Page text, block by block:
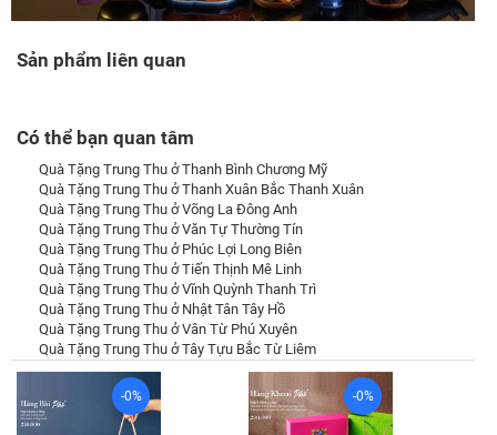
Sản phẩm liên quan
Có thể bạn quan tâm
Quà Tặng Trung Thu ở Thanh Bình Chương Mỹ
Quà Tặng Trung Thu ở Thanh Xuân Bắc Thanh Xuân
Quà Tặng Trung Thu ở Võng La Đông Anh
Quà Tặng Trung Thu ở Văn Tự Thường Tín
Quà Tặng Trung Thu ở Phúc Lợi Long Biên
Quà Tặng Trung Thu ở Tiến Thịnh Mê Linh
Quà Tặng Trung Thu ở Vĩnh Quỳnh Thanh Trì
Quà Tặng Trung Thu ở Nhật Tân Tây Hồ
Quà Tặng Trung Thu ở Vân Từ Phú Xuyên
Quà Tặng Trung Thu ở Tây Tựu Bắc Từ Liêm
-0% -0%